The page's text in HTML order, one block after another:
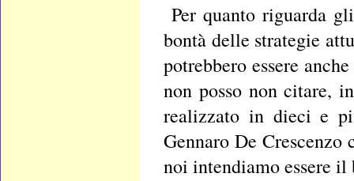
Per quanto riguarda
bontà delle strategie
potrebbero essere
non posso non citare,
realizzato in dieci e
Gennaro De
noi intendiamo essere